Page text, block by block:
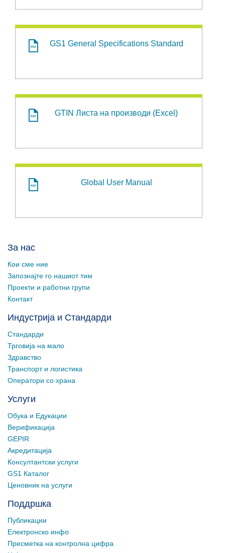
GS1 General Specifications Standard
GTIN Листа на производи (Excel)
Global User Manual
За нас
Кои сме ние
Запознајте го нашиот тим
Проекти и работни групи
Контакт
Индустрија и Стандарди
Стандарди
Трговија на мало
Здравство
Транспорт и логистика
Оператори со храна
Услуги
Обука и Едукации
Верификација
GEPIR
Акредитација
Консултантски услуги
GS1 Каталог
Ценовник на услуги
Поддршка
Публикации
Електронско инфо
Пресметка на контролна цифра